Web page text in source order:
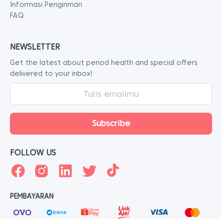
Informasi Pengiriman
FAQ
NEWSLETTER
Get the latest about period health and special offers
delivered to your inbox!
FOLLOW US
PEMBAYARAN